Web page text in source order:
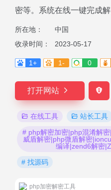
密等。系统在线一键完成解
所在地：
中国
收录时间：
2023-05-17
1+ 1- 0
打开网站
在线工具
站长工具
# php解密加密|php混淆解
威盾解密|php微盾解密
编译|zend6解密
# 找源码
php加密解密工具